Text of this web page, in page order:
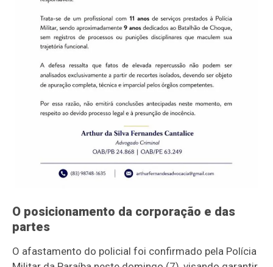
O posicionamento da corporação e das
partes
O afastamento do policial foi confirmado pela Polícia